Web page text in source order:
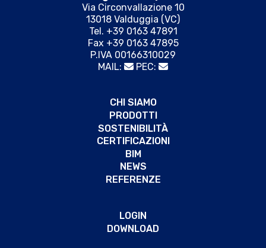
Via Circonvallazione 10
13018 Valduggia (VC)
Tel. +39 0163 47891
Fax +39 0163 47895
P.IVA 00166310029
MAIL:
PEC:
CHI SIAMO
PRODOTTI
SOSTENIBILITÀ
CERTIFICAZIONI
BIM
NEWS
REFERENZE
LOGIN
DOWNLOAD